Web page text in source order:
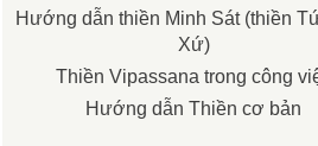
Hướng dẫn thiền Minh Sát (thiền
Xứ)
Thiền Vipassana trong công
Hướng dẫn Thiền cơ bản